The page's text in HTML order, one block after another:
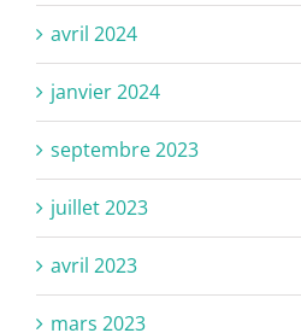
avril 2024
janvier 2024
septembre 2023
juillet 2023
avril 2023
mars 2023